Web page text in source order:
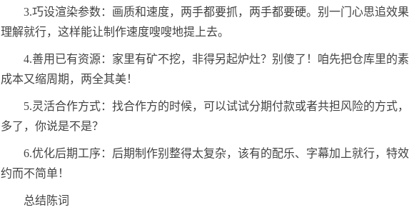
3.巧设渲染参数：画质和速度，两手都要抓，两手都要硬。别一门心思追效
理解就行，这样能让制作速度嗖嗖地提上去。
4.善用已有资源：家里有矿不挖，非得另起炉灶？别傻了！咱先把仓库里的
成本又缩周期，两全其美！
5.灵活合作方式：找合作方的时候，可以试试分期付款或者共担风险的方式
多了，你说是不是？
6.优化后期工序：后期制作别整得太复杂，该有的配乐、字幕加上就行，特
约而不简单！
总结陈词